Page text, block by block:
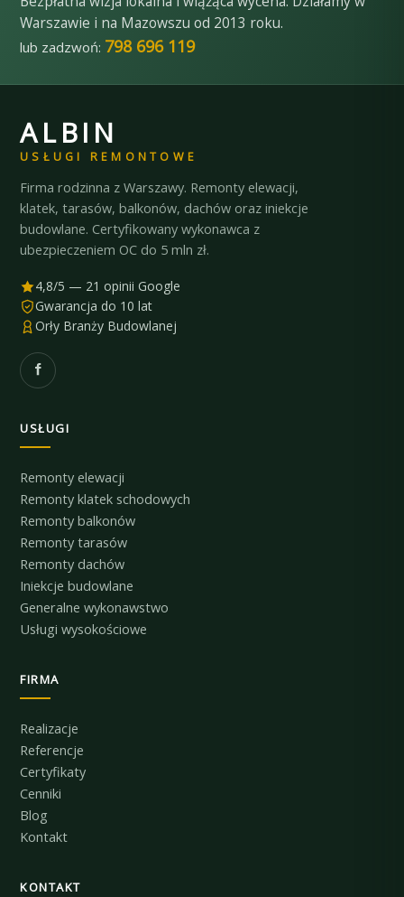
Warszawie i na Mazowszu od 2013 roku.
lub zadzwoń: 798 696 119
ALBIN
USŁUGI REMONTOWE
Firma rodzinna z Warszawy. Remonty elewacji,
klatek, tarasów, balkonów, dachów oraz iniekcje
budowlane. Certyfikowany wykonawca z
ubezpieczeniem OC do 5 mln zł.
4,8/5 — 21 opinii Google
Gwarancja do 10 lat
Orły Branży Budowlanej
USŁUGI
Remonty elewacji
Remonty klatek schodowych
Remonty balkonów
Remonty tarasów
Remonty dachów
Iniekcje budowlane
Generalne wykonawstwo
Usługi wysokościowe
FIRMA
Realizacje
Referencje
Certyfikaty
Cenniki
Blog
Kontakt
KONTAKT